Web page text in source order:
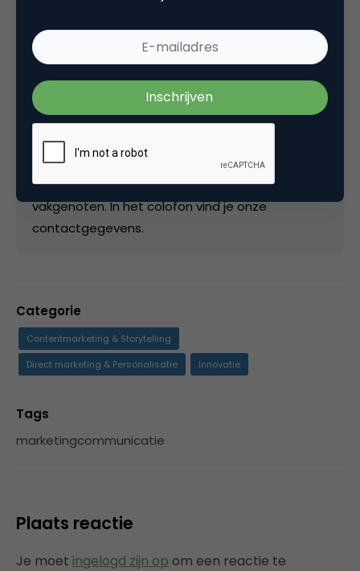
De postings op de site worden door de redactie
vinden, schrijven we zelf een artikel. Als redactie
zijn we ook verantwoordelijk voor de
samenstelling van het NIMA Marketingfacts
Jaarboek en we treden ook geregeld op als
moderator of presentator bij events met
vakgenoten. In het colofon vind je onze
contactgegevens.
Categorie
Contentmarketing & Storytelling
Direct marketing & Personalisatie
Innovatie
Tags
marketingcommunicatie
Plaats reactie
Je moet ingelogd zijn op om een reactie te